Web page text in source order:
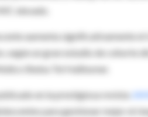
elevado.
aumenta significativamente
según un gran estudio de
Sheba Tel HaShomer.
en la prestigiosa revista
para gestionar mejor el